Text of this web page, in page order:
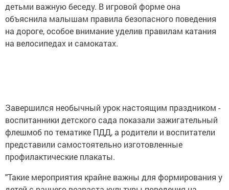
детьми важную беседу. В игровой форме она
объяснила малышам правила безопасного поведения
на дороге, особое внимание уделив правилам катания
на велосипедах и самокатах.
Завершился необычный урок настоящим праздником -
воспитанники детского сада показали зажигательный
флешмоб по тематике ПДД, а родители и воспитатели
представили самостоятельно изготовленные
профилактические плакаты.
"Такие мероприятия крайне важны для формирования у